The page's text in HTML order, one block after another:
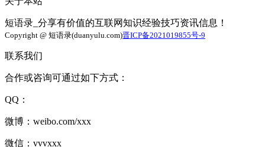
短语录_分享有价值的互联网知识经验技巧资讯信息！
Copyright @ 短语录(duanyulu.com)晋ICP备2021019855号-9
联系我们
合作或咨询可通过如下方式：
QQ：
微博：weibo.com/xxx
微信：vvvxxx